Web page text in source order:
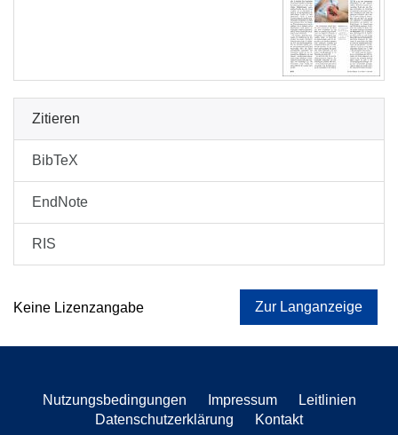
Zitieren
BibTeX
EndNote
RIS
Keine Lizenzangabe Zur Langanzeige
Nutzungsbedingungen Impressum
Leitlinien
Datenschutzerklärung
Kontakt